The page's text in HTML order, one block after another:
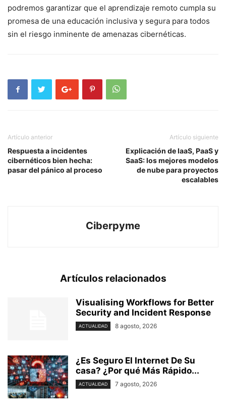
podremos garantizar que⁣ el aprendizaje remoto cumpla su
promesa de ⁤una educación inclusiva y segura​ para todos
sin el ‌riesgo inminente de amenazas cibernéticas.
Artículo anterior
Respuesta a incidentes
cibernéticos bien hecha:
pasar del pánico al proceso
Artículo siguiente
Explicación de IaaS, PaaS y
SaaS: los mejores modelos
de nube para proyectos
escalables
Ciberpyme
Artículos relacionados
Visualising Workflows for Better
Security and Incident Response
ACTUALIDAD 8 agosto, 2026
¿Es Seguro El Internet De Su
casa? ⁢¿Por qué Más Rápido...
ACTUALIDAD 7 agosto, 2026